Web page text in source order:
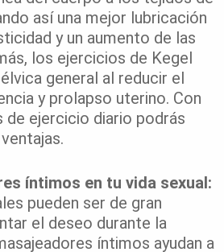
así una mejor lubricación
y un aumento de las
los ejercicios de Kegel
general al reducir el
y prolapso uterino. Con
ejercicio diario podrás
íntimos en tu vida sexual:
pueden ser de gran
el deseo durante la
íntimos ayudan a